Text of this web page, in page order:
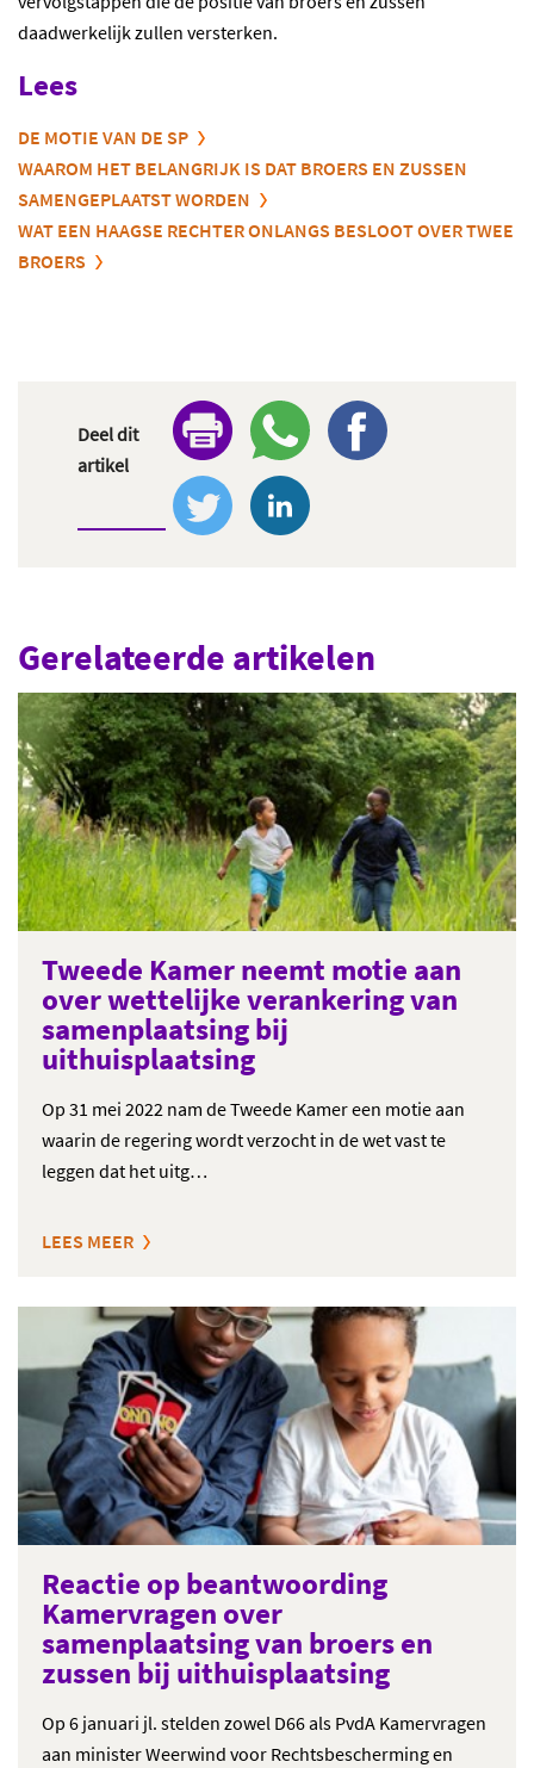
daadwerkelijk zullen versterken.
Lees
DE MOTIE VAN DE SP
WAAROM HET BELANGRIJK IS DAT BROERS EN ZUSSEN
SAMENGEPLAATST WORDEN
WAT EEN HAAGSE RECHTER ONLANGS BESLOOT OVER TWEE
BROERS
Deel dit
artikel
Gerelateerde artikelen
Tweede Kamer neemt motie aan
over wettelijke verankering van
samenplaatsing bij
uithuisplaatsing
Op 31 mei 2022 nam de Tweede Kamer een motie aan
waarin de regering wordt verzocht in de wet vast te
leggen dat het uitg…
LEES MEER
Reactie op beantwoording
Kamervragen over
samenplaatsing van broers en
zussen bij uithuisplaatsing
Op 6 januari jl. stelden zowel D66 als PvdA Kamervragen
aan minister Weerwind voor Rechtsbescherming en